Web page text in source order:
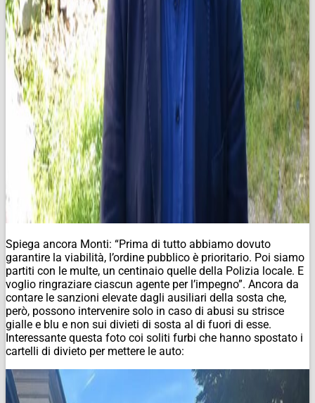
Spiega ancora Monti: “Prima di tutto abbiamo dovuto
garantire la viabilità, l’ordine pubblico è prioritario. Poi siamo
partiti con le multe, un centinaio quelle della Polizia locale. E
voglio ringraziare ciascun agente per l’impegno”. Ancora da
contare le sanzioni elevate dagli ausiliari della sosta che,
però, possono intervenire solo in caso di abusi su strisce
gialle e blu e non sui divieti di sosta al di fuori di esse.
Interessante questa foto coi soliti furbi che hanno spostato i
cartelli di divieto per mettere le auto: